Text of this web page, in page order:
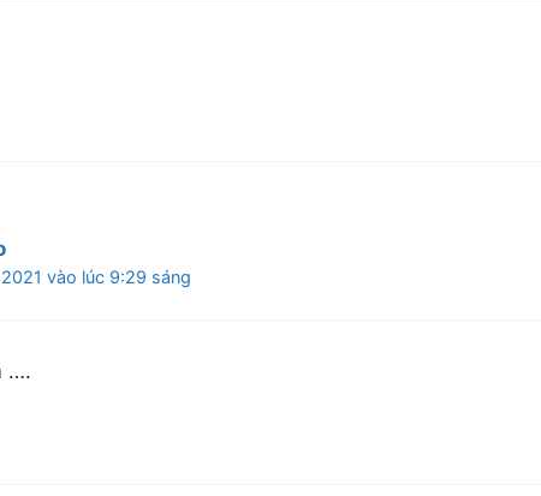
vào lúc 9:29 sáng
….